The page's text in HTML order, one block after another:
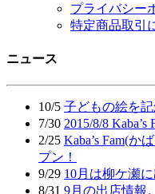
プライバシー
特定商品取引
ニュース
10/5 子どもの絵を
7/30 2015/8/8
2/25 Kaba’s Fam(か
プン！
9/29 10月は柳ケ瀬に
8/31 9月の出店情報。